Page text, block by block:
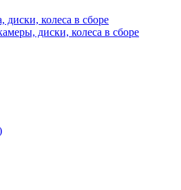
колеса в сборе
диски, колеса в сборе